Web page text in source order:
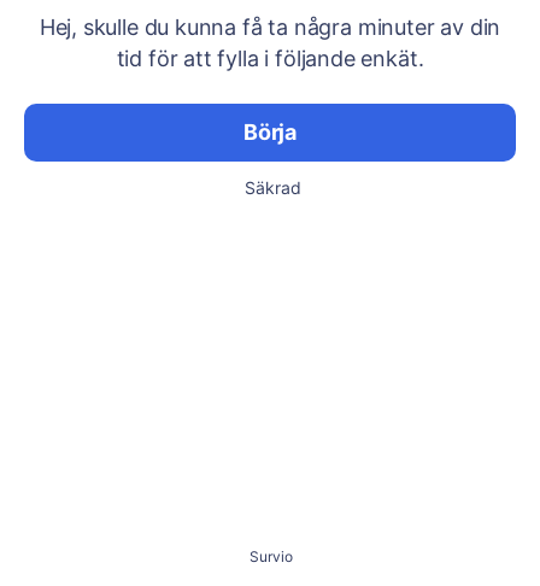
Hej, skulle du kunna få ta några minuter av din
tid för att fylla i följande enkät.
Börja
Säkrad
Survio